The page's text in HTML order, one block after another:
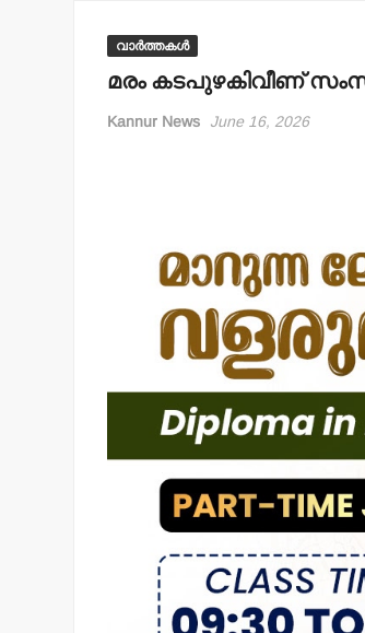
വാർത്തകൾ
മരം കടപുഴകിവീണ്
Kannur News June 16, 2026